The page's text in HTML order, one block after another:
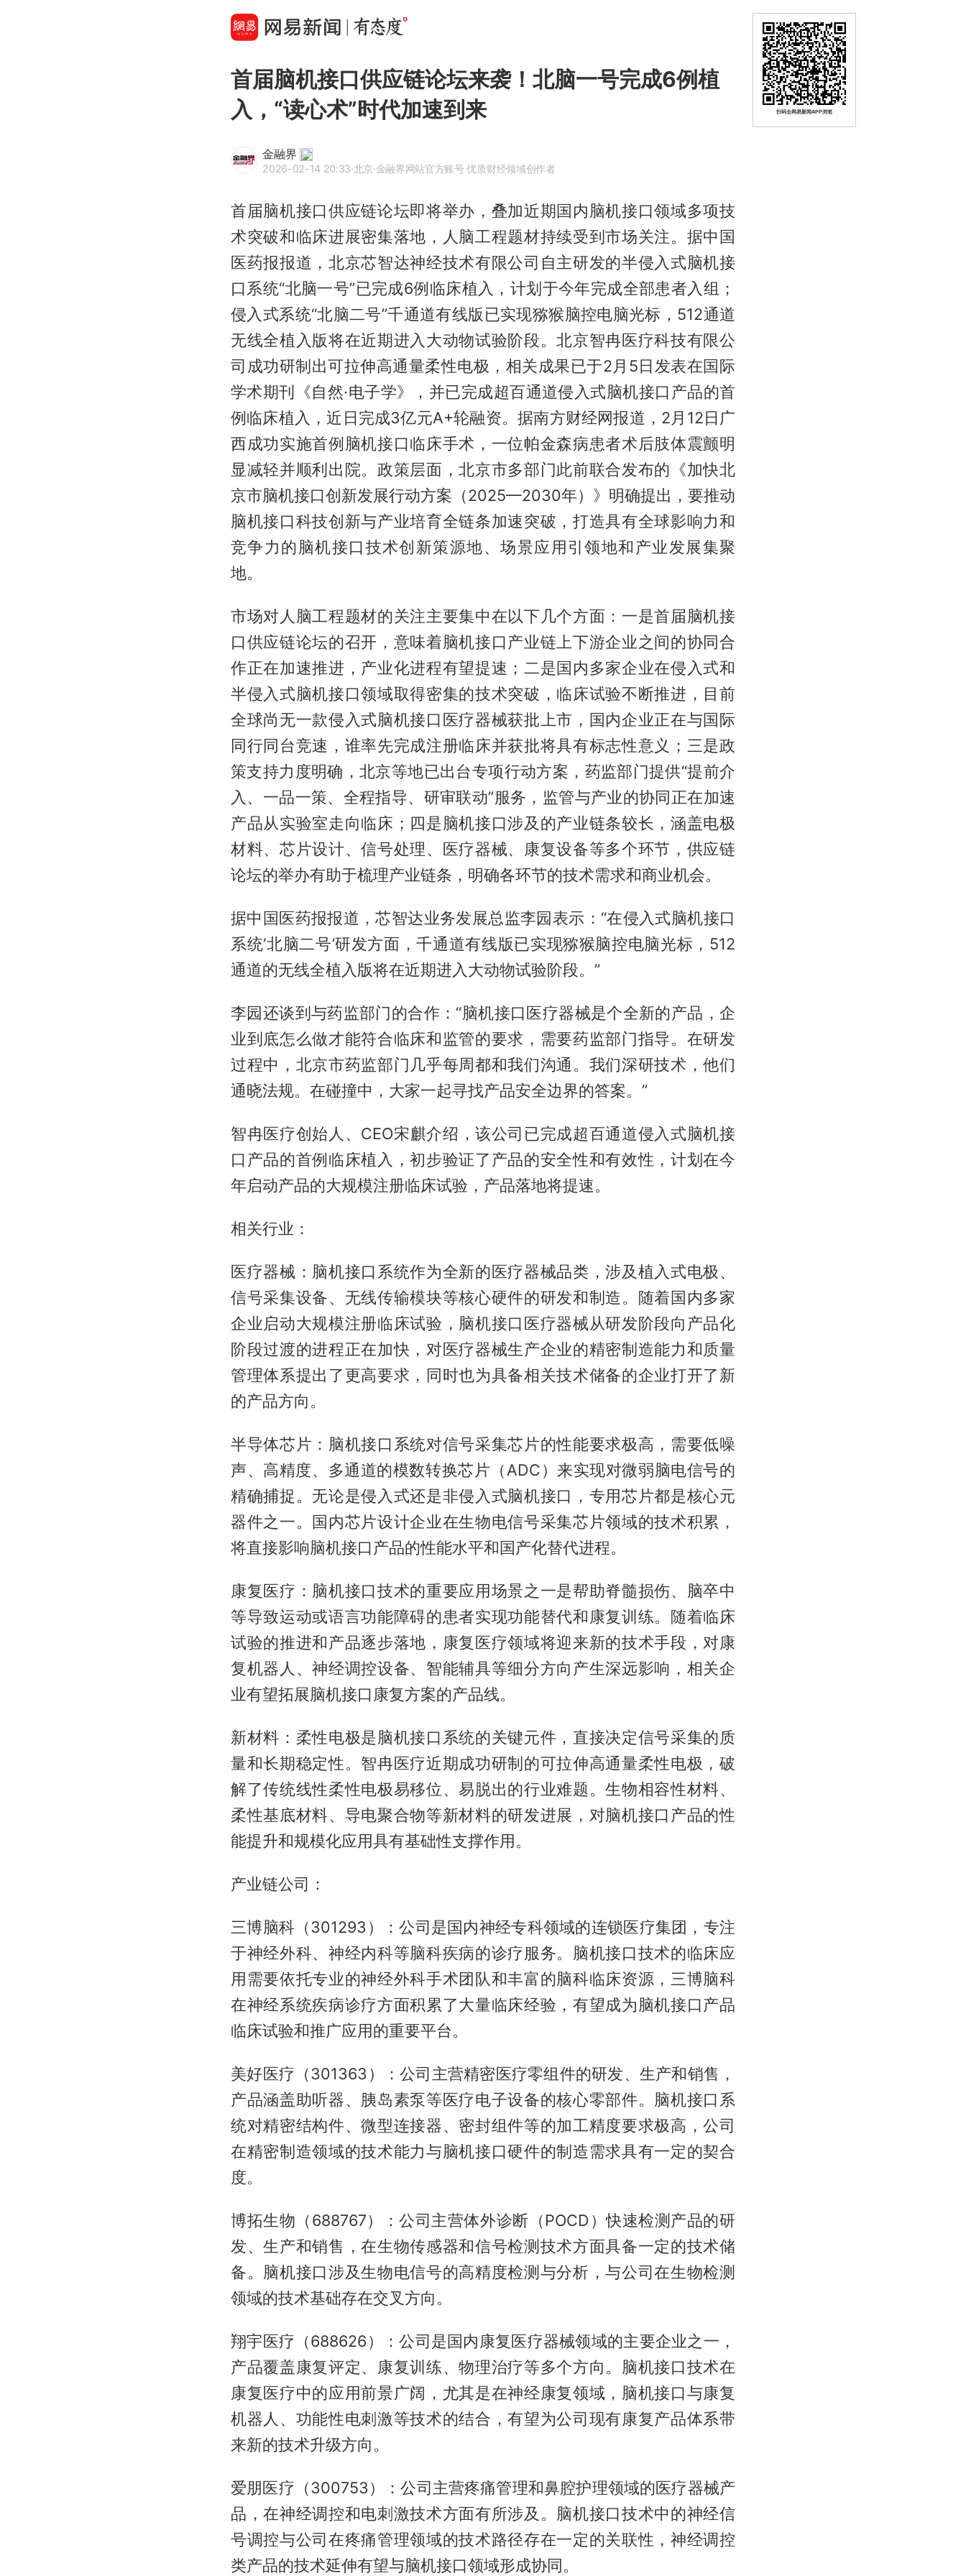
首届脑机接口供应链论坛来袭！北脑一号完成6例植
入，“读心术”时代加速到来
金融界
2026-02-14 20:33·北京·金融界网站官方账号 优质财经领域创作者
首届脑机接口供应链论坛即将举办，叠加近期国内脑机接口领域多项技
术突破和临床进展密集落地，人脑工程题材持续受到市场关注。据中国
医药报报道，北京芯智达神经技术有限公司自主研发的半侵入式脑机接
口系统“北脑一号”已完成6例临床植入，计划于今年完成全部患者入组；
侵入式系统“北脑二号”千通道有线版已实现猕猴脑控电脑光标，512通道
无线全植入版将在近期进入大动物试验阶段。北京智冉医疗科技有限公
司成功研制出可拉伸高通量柔性电极，相关成果已于2月5日发表在国际
学术期刊《自然·电子学》，并已完成超百通道侵入式脑机接口产品的首
例临床植入，近日完成3亿元A+轮融资。据南方财经网报道，2月12日广
西成功实施首例脑机接口临床手术，一位帕金森病患者术后肢体震颤明
显减轻并顺利出院。政策层面，北京市多部门此前联合发布的《加快北
京市脑机接口创新发展行动方案（2025—2030年）》明确提出，要推动
脑机接口科技创新与产业培育全链条加速突破，打造具有全球影响力和
竞争力的脑机接口技术创新策源地、场景应用引领地和产业发展集聚
地。
市场对人脑工程题材的关注主要集中在以下几个方面：一是首届脑机接
口供应链论坛的召开，意味着脑机接口产业链上下游企业之间的协同合
作正在加速推进，产业化进程有望提速；二是国内多家企业在侵入式和
半侵入式脑机接口领域取得密集的技术突破，临床试验不断推进，目前
全球尚无一款侵入式脑机接口医疗器械获批上市，国内企业正在与国际
同行同台竞速，谁率先完成注册临床并获批将具有标志性意义；三是政
策支持力度明确，北京等地已出台专项行动方案，药监部门提供“提前介
入、一品一策、全程指导、研审联动”服务，监管与产业的协同正在加速
产品从实验室走向临床；四是脑机接口涉及的产业链条较长，涵盖电极
材料、芯片设计、信号处理、医疗器械、康复设备等多个环节，供应链
论坛的举办有助于梳理产业链条，明确各环节的技术需求和商业机会。
据中国医药报报道，芯智达业务发展总监李园表示：“在侵入式脑机接口
系统‘北脑二号’研发方面，千通道有线版已实现猕猴脑控电脑光标，512
通道的无线全植入版将在近期进入大动物试验阶段。”
李园还谈到与药监部门的合作：“脑机接口医疗器械是个全新的产品，企
业到底怎么做才能符合临床和监管的要求，需要药监部门指导。在研发
过程中，北京市药监部门几乎每周都和我们沟通。我们深研技术，他们
通晓法规。在碰撞中，大家一起寻找产品安全边界的答案。”
智冉医疗创始人、CEO宋麒介绍，该公司已完成超百通道侵入式脑机接
口产品的首例临床植入，初步验证了产品的安全性和有效性，计划在今
年启动产品的大规模注册临床试验，产品落地将提速。
相关行业：
医疗器械：脑机接口系统作为全新的医疗器械品类，涉及植入式电极、
信号采集设备、无线传输模块等核心硬件的研发和制造。随着国内多家
企业启动大规模注册临床试验，脑机接口医疗器械从研发阶段向产品化
阶段过渡的进程正在加快，对医疗器械生产企业的精密制造能力和质量
管理体系提出了更高要求，同时也为具备相关技术储备的企业打开了新
的产品方向。
半导体芯片：脑机接口系统对信号采集芯片的性能要求极高，需要低噪
声、高精度、多通道的模数转换芯片（ADC）来实现对微弱脑电信号的
精确捕捉。无论是侵入式还是非侵入式脑机接口，专用芯片都是核心元
器件之一。国内芯片设计企业在生物电信号采集芯片领域的技术积累，
将直接影响脑机接口产品的性能水平和国产化替代进程。
康复医疗：脑机接口技术的重要应用场景之一是帮助脊髓损伤、脑卒中
等导致运动或语言功能障碍的患者实现功能替代和康复训练。随着临床
试验的推进和产品逐步落地，康复医疗领域将迎来新的技术手段，对康
复机器人、神经调控设备、智能辅具等细分方向产生深远影响，相关企
业有望拓展脑机接口康复方案的产品线。
新材料：柔性电极是脑机接口系统的关键元件，直接决定信号采集的质
量和长期稳定性。智冉医疗近期成功研制的可拉伸高通量柔性电极，破
解了传统线性柔性电极易移位、易脱出的行业难题。生物相容性材料、
柔性基底材料、导电聚合物等新材料的研发进展，对脑机接口产品的性
能提升和规模化应用具有基础性支撑作用。
产业链公司：
三博脑科（301293）：公司是国内神经专科领域的连锁医疗集团，专注
于神经外科、神经内科等脑科疾病的诊疗服务。脑机接口技术的临床应
用需要依托专业的神经外科手术团队和丰富的脑科临床资源，三博脑科
在神经系统疾病诊疗方面积累了大量临床经验，有望成为脑机接口产品
临床试验和推广应用的重要平台。
美好医疗（301363）：公司主营精密医疗零组件的研发、生产和销售，
产品涵盖助听器、胰岛素泵等医疗电子设备的核心零部件。脑机接口系
统对精密结构件、微型连接器、密封组件等的加工精度要求极高，公司
在精密制造领域的技术能力与脑机接口硬件的制造需求具有一定的契合
度。
博拓生物（688767）：公司主营体外诊断（POCD）快速检测产品的研
发、生产和销售，在生物传感器和信号检测技术方面具备一定的技术储
备。脑机接口涉及生物电信号的高精度检测与分析，与公司在生物检测
领域的技术基础存在交叉方向。
翔宇医疗（688626）：公司是国内康复医疗器械领域的主要企业之一，
产品覆盖康复评定、康复训练、物理治疗等多个方向。脑机接口技术在
康复医疗中的应用前景广阔，尤其是在神经康复领域，脑机接口与康复
机器人、功能性电刺激等技术的结合，有望为公司现有康复产品体系带
来新的技术升级方向。
爱朋医疗（300753）：公司主营疼痛管理和鼻腔护理领域的医疗器械产
品，在神经调控和电刺激技术方面有所涉及。脑机接口技术中的神经信
号调控与公司在疼痛管理领域的技术路径存在一定的关联性，神经调控
类产品的技术延伸有望与脑机接口领域形成协同。
扫码去网易新闻APP浏览